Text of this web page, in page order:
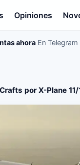
Opiniones
ahora En
por X-Plane 11/